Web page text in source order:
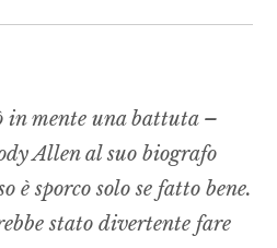
in mente una battuta–
Allen al suo biografo
è sporco solo se fatto bene.
stato divertente fare